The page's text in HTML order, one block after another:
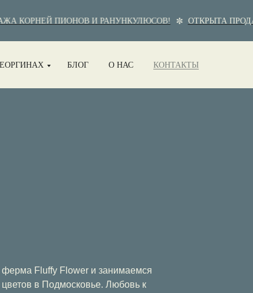
КОРНЕЙ ПИОНОВ И РАНУНКУЛЮСОВ! ОТКРЫТА
БЛОГ О НАС КОНТАКТЫ
Fluffy Flower и занимаемся
в Подмосковье. Любовь к